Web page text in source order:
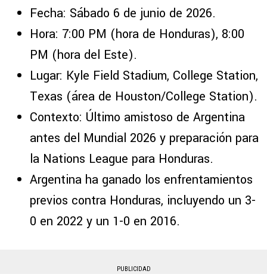
Fecha: Sábado 6 de junio de 2026.
Hora: 7:00 PM (hora de Honduras), 8:00
PM (hora del Este).
Lugar: Kyle Field Stadium, College Station,
Texas (área de Houston/College Station).
Contexto: Último amistoso de Argentina
antes del Mundial 2026 y preparación para
la Nations League para Honduras.
Argentina ha ganado los enfrentamientos
previos contra Honduras, incluyendo un 3-
0 en 2022 y un 1-0 en 2016.
PUBLICIDAD